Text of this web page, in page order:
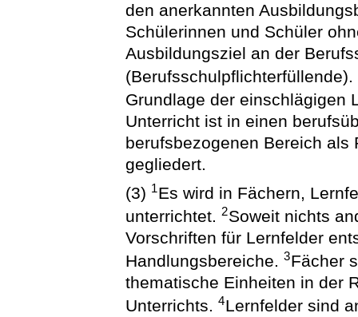
den anerkannten
Schülerinnen und Schüler
Ausbildungsziel an der
(Berufsschulpflichterfüllende).
Grundlage der einschlägigen
Unterricht ist in einen
berufsbezogenen Bereich als
gegliedert.
(3) 1Es wird in Fächern,
unterrichtet.2Soweit nichts
Vorschriften für Lernfelder
Handlungsbereiche.3Fächer
thematische Einheiten in der
Unterrichts.4Lernfelder sind